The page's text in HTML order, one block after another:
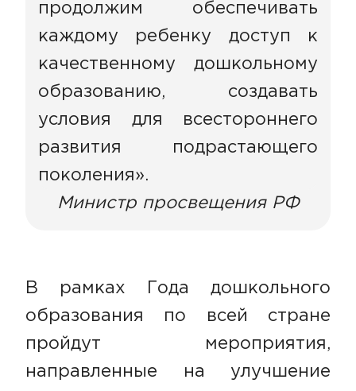
продолжим обеспечивать
каждому ребенку доступ к
качественному дошкольному
образованию, создавать
условия для всестороннего
развития подрастающего
поколения».
Министр просвещения РФ
В рамках Года дошкольного
образования по всей стране
пройдут мероприятия,
направленные на улучшение